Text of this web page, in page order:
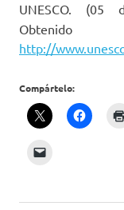
UNESCO. (05
http://
Compártelo: